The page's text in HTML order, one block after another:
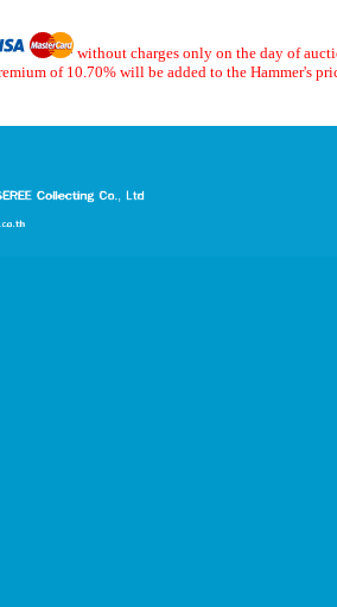
without charges only on the day of
of 10.70% will be added to the Hammer's